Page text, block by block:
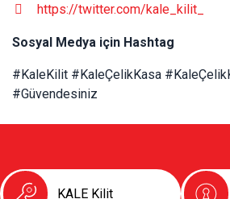
https://twitter.com/kale_kilit_
Sosyal Medya için Hashtag
#KaleKilit #KaleÇelikKasa
#Güvendesiniz
KALE Kilit